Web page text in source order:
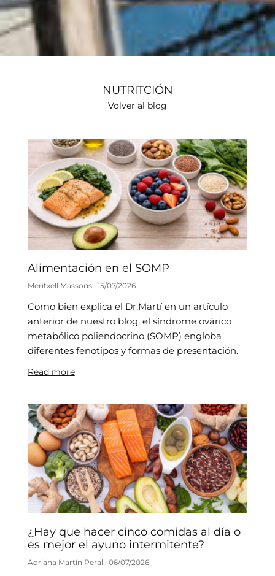
NUTRITCIÓN
Volver al blog
Alimentación en el SOMP
Meritxell Massons 15/07/2026
Como bien explica el Dr.Martí en un artículo
anterior de nuestro blog, el síndrome ovárico
metabólico poliendocrino (SOMP) engloba
diferentes fenotipos y formas de presentación.
Read more
¿Hay que hacer cinco comidas al día o
es mejor el ayuno intermitente?
Adriana Martín Peral 06/07/2026